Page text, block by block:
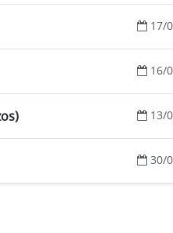
17/
16/
13/
30/